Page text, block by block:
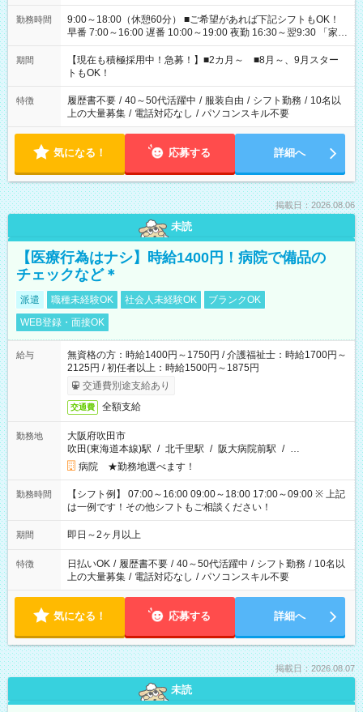
勤務時間
9:00～18:00（休憩60分） ■ご希望があれば下記シフトもOK！
早番 7:00～16:00 遅番 10:00～19:00 夜勤 16:30～翌9:30 「家族
と休みを合わせたい」 「余裕を持って夕飯の準備がしたい」
「できれば残業はしたくない」 など、ご希望を教えてください
ね。 ※Wワーク希望の方へ 今ご覧のお仕事で希望する勤務時間
と、もう1つのお仕事の勤務時間。 合計で週40時間を超える場
合は応募できません。
期間
【現在も積極採用中！急募！】■2カ月～ ■8月～、9月スター
トもOK！
特徴 履歴書不要 / 40～50代活躍中 / 服装自由 / シフト勤務 / 10名以
上の大量募集 / 電話対応なし / パソコンスキル不要
気になる！ 応募する 詳細へ
掲載日：2026.08.06
未読
【医療行為はナシ】時給1400円！病院で備品の
チェックなど＊
派遣 職種未経験OK 社会人未経験OK
ブランクOK
WEB登録・面接OK
給与
無資格の方：時給1400円～1750円 / 介護福祉士：時給1700円～
2125円 / 初任者以上：時給1500円～1875円
交通費別途支給あり
交通費 全額支給
勤務地
大阪府吹田市
吹田(東海道本線)駅 / 北千里駅 / 阪大病院前駅 / …
病院 ★勤務地選べます！
勤務時間
【シフト例】 07:00～16:00 09:00～18:00 17:00～09:00 ※ 上記
は一例です！その他シフトもご相談ください！
期間 即日～2ヶ月以上
特徴 日払いOK / 履歴書不要 / 40～50代活躍中 / シフト勤務 / 10名以
上の大量募集 / 電話対応なし / パソコンスキル不要
気になる！ 応募する 詳細へ
掲載日：2026.08.07
未読